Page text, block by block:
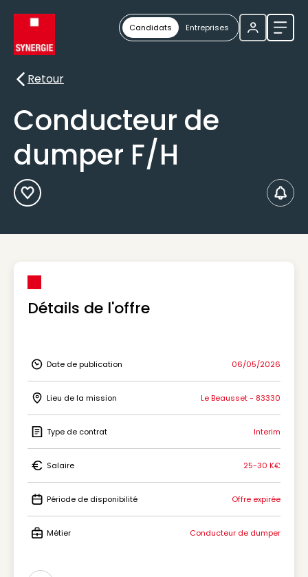
Candidats Entreprises
Retour
Retour
Conducteur de
dumper F/H
Ajouter aux Favoris
Détails de l'offre
Icon Date de publication
Date de publication 06/05/2026
Icon Lieu de la mission
Lieu de la mission Le Beausset - 83330
Icon Type de contrat
Type de contrat Interim
Icon Salaire
Salaire 25-30 K€
Icon Période de disponibilité
Période de disponibilité Offre expirée
Métier Conducteur de dumper